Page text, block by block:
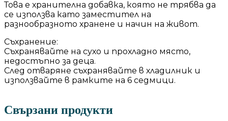
Това е хранителна добавка, която не трябва да
се използва като заместител на
разнообразното хранене и начин на живот.
Съхранение:
Съхранявайте на сухо и прохладно място,
недостъпно за деца.
След отваряне съхранявайте в хладилник и
използвайте в рамките на 6 седмици.
Свързани продукти